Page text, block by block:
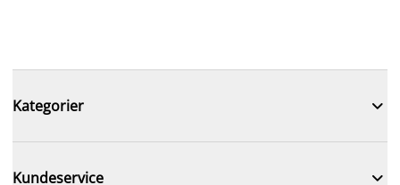
Kategorier 
Kundeservice 